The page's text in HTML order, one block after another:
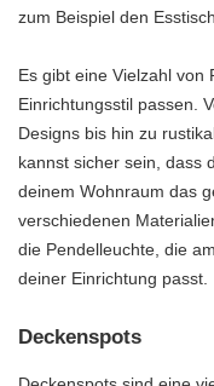
zum Beispiel den
Es gibt eine Vielzahl von
Einrichtungsstil passen.
Designs bis hin zu
kannst sicher sein, dass
deinem Wohnraum das
verschiedenen
die Pendelleuchte, die
deiner Einrichtung passt.
Deckenspots